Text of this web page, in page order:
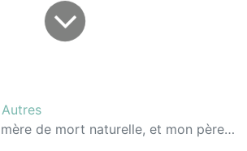
Autres
de mort naturelle, et mon père par suicide